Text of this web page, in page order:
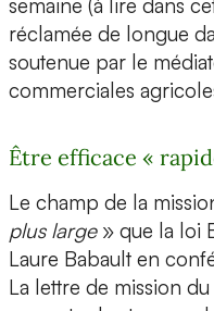
semaine (à lire dans
réclamée de longue
soutenue par le
commerciales
Être efficace «
Le champ de la
plus large» que la loi
Laure Babault en
La lettre de mission